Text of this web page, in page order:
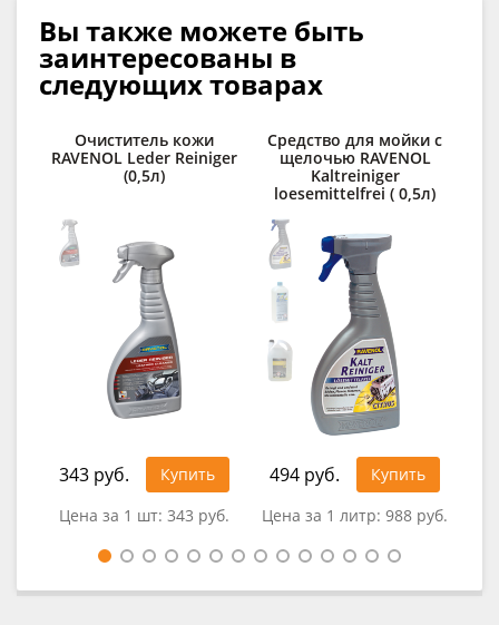
Вы также можете быть
заинтересованы в
следующих товарах
Очиститель кожи
RAVENOL Leder Reiniger
(0,5л)
343 руб.
Купить
Цена за 1 шт: 343 руб.
Средство для мойки с
щелочью RAVENOL
Kaltreiniger
loesemittelfrei ( 0,5л)
494 руб.
Купить
Цена за 1 литр: 988 руб.